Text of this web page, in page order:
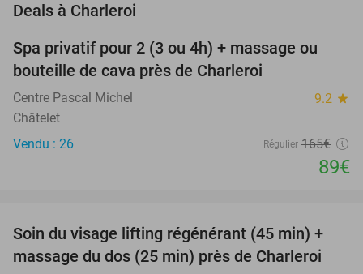
Deals à Charleroi
46%
Spa privatif pour 2 (3 ou 4h) + massage ou
bouteille de cava près de Charleroi
Centre Pascal Michel 9.2 star
Châtelet
Vendu : 26
Régulier 165€
89€
63%
TODAY
Soin du visage lifting régénérant (45 min) +
massage du dos (25 min) près de Charleroi